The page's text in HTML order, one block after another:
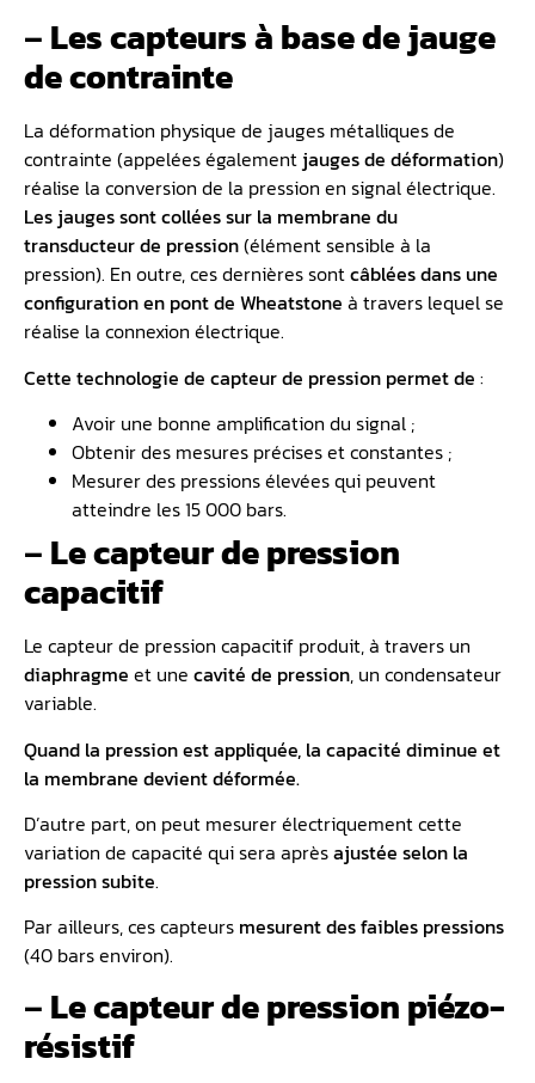
–Les capteurs à base de jauge
de contrainte
La déformation physique de jauges métalliques de
contrainte (appelées également jauges de déformation)
réalise la conversion de la pression en signal électrique.
Les jauges sont collées sur la membrane du
transducteur de pression(élément sensible à la
pression). En outre, ces dernières sontcâblées dans une
configuration en pont de Wheatstone à travers lequel se
réalise la connexion électrique.
Cette technologie de capteur de pression permet de :
Avoir une bonne amplification du signal ;
Obtenir des mesures précises et constantes ;
Mesurer des pressions élevées qui peuvent
atteindre les 15 000 bars.
–Le capteur de pression
capacitif
Le capteur de pression capacitif produit, à travers un
diaphragme et une cavité de pression, un condensateur
variable.
Quand la pression est appliquée, la capacité diminue et
la membrane devient déformée.
D’autre part, on peut mesurer électriquement cette
variation de capacité qui sera aprèsajustée selon la
pression subite.
Par ailleurs, ces capteurs mesurent des faibles pressions
(40 bars environ).
–Le capteur de pression piézo-
résistif